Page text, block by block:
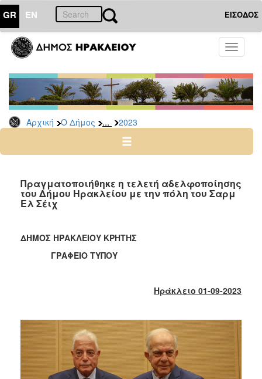
GR EN ΕΙΣΟΔΟΣ
Toggle
Αρχική Ο Δήμος ... 2023
ΔΗΜΟΣ
Δελτία
Τύπου
Αρχείο
2026
2024
2022
2021
2015
2013
2012
2011
Πραγματοποιήθηκε η τελετή αδελφοποίησης
του Δήμου Ηρακλείου με την πόλη του Σαρμ
Ελ Σέιχ
ΔΗΜΟΣ ΗΡΑΚΛΕΙΟΥ ΚΡΗΤΗΣ
ΓΡΑΦΕΙΟ ΤΥΠΟΥ
Ηράκλειο 01-09-2023